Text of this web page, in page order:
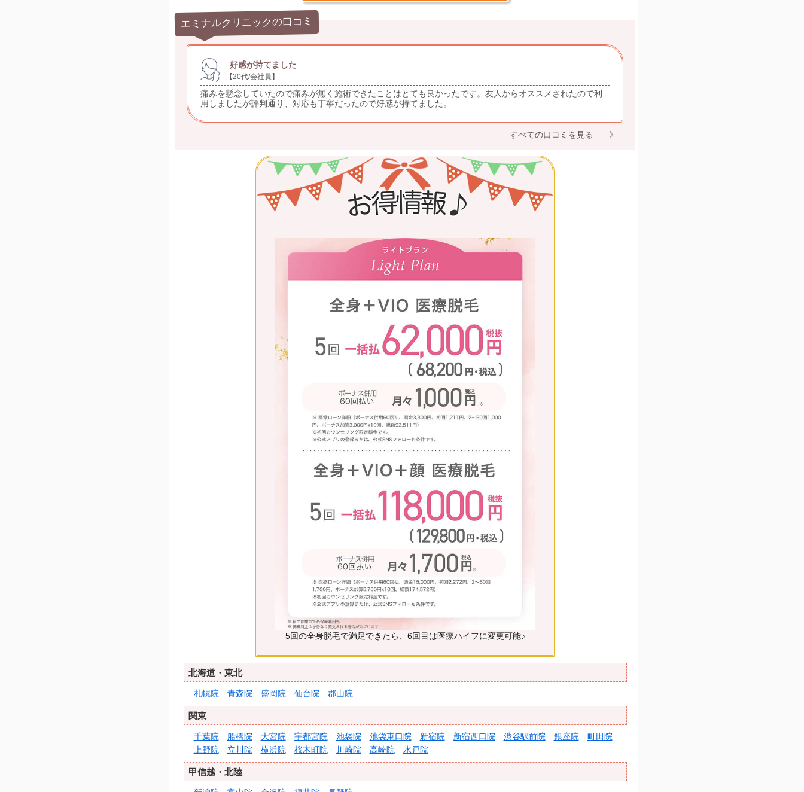
エミナルクリニックの口コミ
好感が持てました
【20代/会社員】
痛みを懸念していたので痛みが無く施術できたことはとても良かったです。友人からオススメされたので利
用しましたが評判通り、対応も丁寧だったので好感が持てました。
すべての口コミを見る
5回の全身脱毛で満足できたら、6回目は医療ハイフに変更可能♪
北海道・東北
札幌院 青森院 盛岡院 仙台院 郡山院
関東
千葉院 船橋院 大宮院 宇都宮院 池袋院 池袋東口院 新宿院 新宿西口院 渋谷駅前院 銀座院
町田院
上野院
立川院 横浜院 桜木町院 川崎院 高崎院 水戸院
甲信越・北陸